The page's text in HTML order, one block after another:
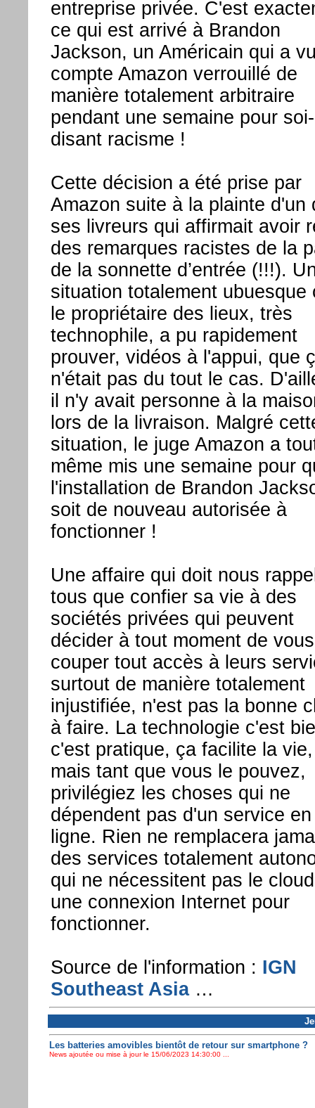
entreprise privée. C'est
ce qui est arrivé à Brandon
Jackson, un Américain qui a
compte Amazon verrouillé de
manière totalement arbitraire
pendant une semaine pour soi-
disant racisme !
Cette décision a été prise par
Amazon suite à la plainte d'un
ses livreurs qui affirmait avoir
des remarques racistes de la
de la sonnette d’entrée (!!!).
situation totalement ubuesque
le propriétaire des lieux, très
technophile, a pu rapidement
prouver, vidéos à l'appui, que
n'était pas du tout le cas.
il n'y avait personne à la
lors de la livraison. Malgré
situation, le juge Amazon a
même mis une semaine pour
l'installation de Brandon
soit de nouveau autorisée à
fonctionner !
Une affaire qui doit nous
tous que confier sa vie à des
sociétés privées qui peuvent
décider à tout moment de vous
couper tout accès à leurs
surtout de manière totalement
injustifiée, n'est pas la bonne
à faire. La technologie c'est
c'est pratique, ça facilite la vie,
mais tant que vous le pouvez,
privilégiez les choses qui ne
dépendent pas d'un service en
ligne. Rien ne remplacera
des services totalement
qui ne nécessitent pas le
une connexion Internet pour
fonctionner.
Source de l'information : IGN
Southeast Asia…
Les batteries amovibles bientôt de retour sur smartphone ?
News ajoutée ou mise à jour le 15/06/2023 14:30:00 ...